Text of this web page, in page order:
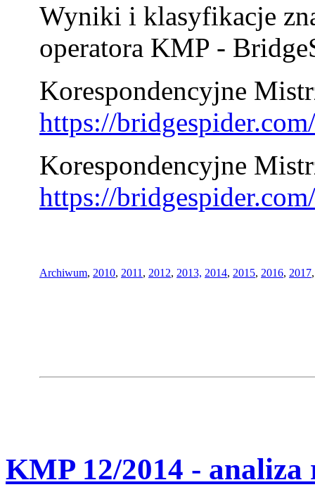
Wyniki i klasyfikacje
operatora KMP -
Korespondencyjne
https://
Korespondencyjne
https://
Archiwum, 2010, 2011 , 2012, 2013, 2014, 2015, 2016, 2017
KMP 12/2014 - analiza